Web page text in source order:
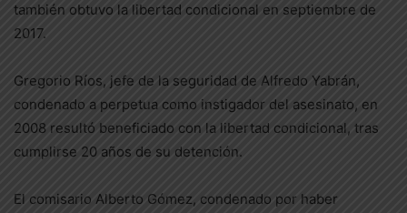
también obtuvo la libertad condicional en septiembre de
2017.
Gregorio Ríos, jefe de la seguridad de Alfredo Yabrán,
condenado a perpetua como instigador del asesinato, en
2008 resultó beneficiado con la libertad condicional, tras
cumplirse 20 años de su detención.
El comisario Alberto Gómez, condenado por haber